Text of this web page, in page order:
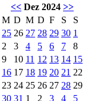
<< Dez 2024 >>
M D M D F S
S
25 26 27 28 29 30 1
2
3 4 5 6 7
8
9
10 11 12 13 14 15
16 17 18 19 20 21 22
23 24 25 26 27 28 29
30 31 1 2 3 4 5